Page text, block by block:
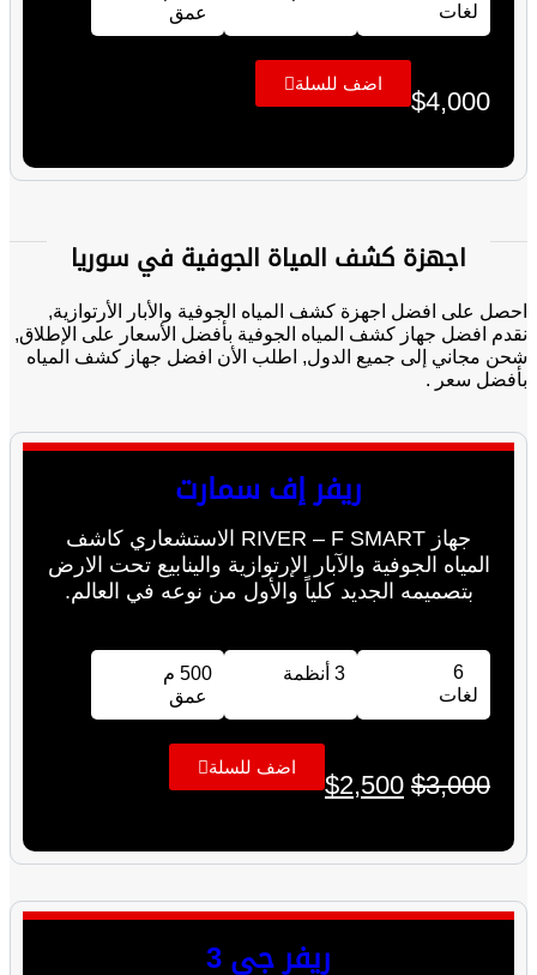
لغات
عمق
$4,000
اضف للسلة
اجهزة كشف المياة الجوفية في سوريا
احصل على افضل اجهزة كشف المياه الجوفية والأبار الأرتوازية,
نقدم افضل جهاز كشف المياه الجوفية بأفضل الأسعار على الإطلاق,
شحن مجاني إلى جميع الدول, اطلب الأن افضل جهاز كشف المياه
بأفضل سعر .
ريفر إف سمارت
جهاز RIVER – F SMART الاستشعاري كاشف
المياه الجوفية والآبار الإرتوازية والينابيع تحت الارض
بتصميمه الجديد كلياً والأول من نوعه في العالم.
6
لغات
3 أنظمة
500 م
عمق
$3,000
$2,500
اضف للسلة
ريفر جي 3